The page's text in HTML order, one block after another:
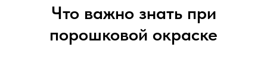
Что важно знать при
порошковой окраске